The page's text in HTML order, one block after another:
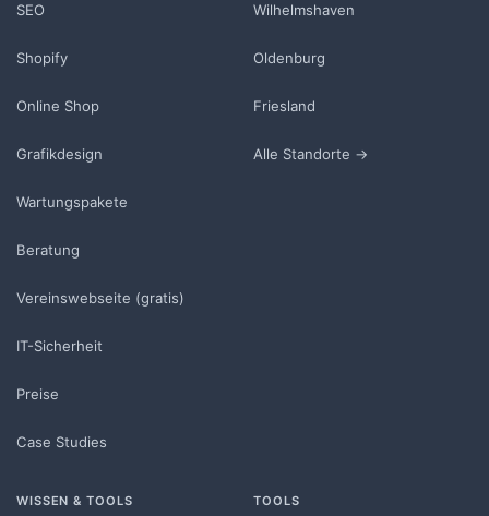
SEO
Shopify
Online Shop
Grafikdesign
Wartungspakete
Beratung
Vereinswebseite (gratis)
IT-Sicherheit
Preise
Case Studies
Wilhelmshaven
Oldenburg
Friesland
Alle Standorte →
WISSEN & TOOLS TOOLS